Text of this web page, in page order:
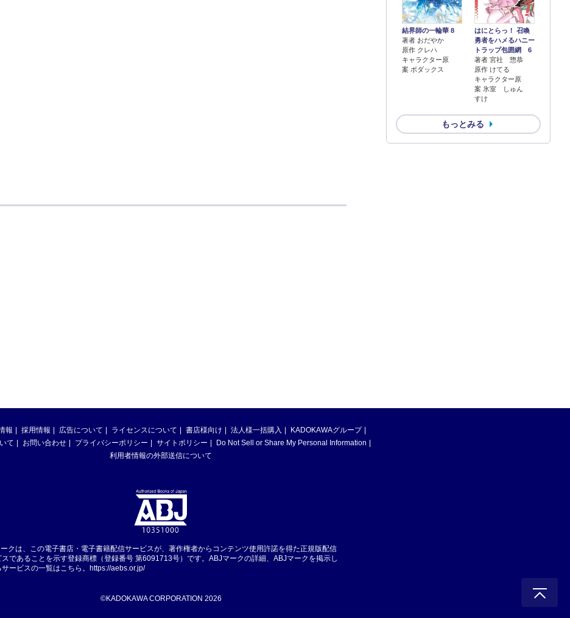
結界師の一輪華 8
著者 おだやか
原作 クレハ
キャラクター原
案 ボダックス
はにとらっ！ 召喚
勇者をハメるハニー
トラップ包囲網 6
著者 宮社 惣恭
原作 けてる
キャラクター原
案 氷室 しゅん
すけ
もっとみる
報 採用情報 広告について ライセンスについて 書店様向け 法人様一括購入
KADOKAWAグループ
て
お問い合わせ プライバシーポリシー サイトポリシー
Do Not Sell or Share My Personal Information
利用者情報の外部送信について
クは、この電子書店・電子書籍配信サービスが、著作権者からコンテンツ使用許諾を得た正規版配信
スであることを示す登録商標（登録番号 第6091713号）です。ABJマークの詳細、ABJマークを掲示し
ービスの一覧はこちら。 https://aebs.or.jp/
©KADOKAWA CORPORATION 2026